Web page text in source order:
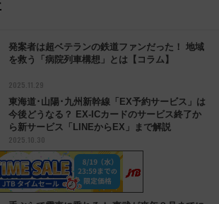
発案者は超ベテランの鉄道ファンだった！ 地域
を救う「病院列車構想」とは【コラム】
2025.11.29
東海道･山陽･九州新幹線「EX予約サービス」は
今後どうなる？ EX-ICカードのサービス終了か
ら新サービス「LINEからEX」まで解説
2025.10.30